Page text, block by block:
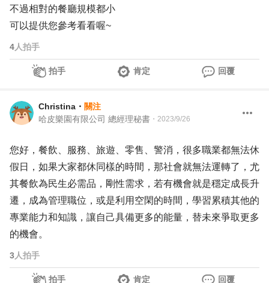
不過相對的餐廳規模都小
可以提供您參考看看喔~
4人拍手
拍手 肯定 回覆
Christina ・ 關注
哈皮樂園有限公司 總經理秘書 ・ 2023/9/26
您好，餐飲、服務、旅遊、零售、警消，很多職業都無法休
假日，如果大家都休同樣的時間，那社會就無法運轉了，尤
其餐飲為民生必需品，剛性需求，若有機會就是穩定成長升
遷，成為管理職位，或是利用空閑的時間，學習累積其他的
專業能力和知識，讓自己具備更多的能量，替未來爭取更多
的機會。
3人拍手
拍手 肯定 回覆